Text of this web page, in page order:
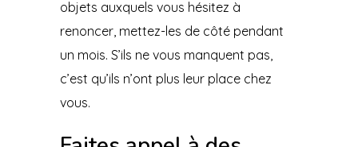
objets auxquels vous hésitez à
renoncer, mettez-les de côté pendant
un mois. S’ils ne vous manquent pas,
c’est qu’ils n’ont plus leur place chez
vous.